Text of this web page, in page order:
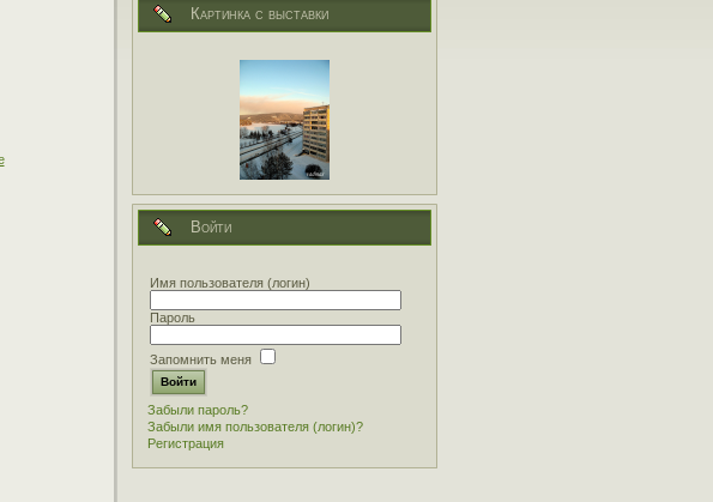
Картинка с выставки
Войти
Имя пользователя (логин)
Пароль
Запомнить меня
Забыли пароль?
Забыли имя пользователя (логин)?
Регистрация